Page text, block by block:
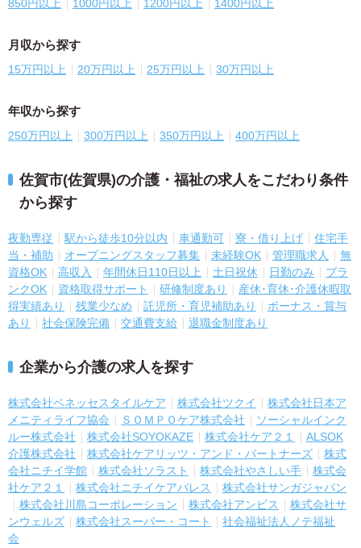
850円以上 1000円以上 1200円以上 1400円以上
月収から探す
15万円以上 20万円以上 25万円以上 30万円以上
年収から探す
250万円以上 300万円以上 350万円以上 400万円以上
佐賀市(佐賀県)の介護・福祉の求人をこだわり条件
から探す
夜勤専従 駅から徒歩10分以内 車通勤可 寮・借り上げ
住宅手
当・補助
オープニングスタッフ募集 未経験OK 管理職求人
無
資格OK
高収入 年間休日110日以上 土日祝休 日勤のみ
ブラ
ンクOK
資格取得サポート 研修制度あり
産休･育休･介護休暇取
得実績あり
残業少なめ 託児所・育児補助あり
ボーナス・賞与
あり
社会保険完備 交通費支給 退職金制度あり
企業から介護の求人を探す
株式会社ベネッセスタイルケア 株式会社ツクイ
株式会社日本ア
メニティライフ協会
ＳＯＭＰＯケア株式会社
ソーシャルインク
ルー株式会社
株式会社SOYOKAZE 株式会社ケア２１
ALSOK
介護株式会社
株式会社ケアリッツ・アンド・パートナーズ
株式
会社ニチイ学館
株式会社ソラスト 株式会社やさしい手
株式会
社ケア２１
株式会社ニチイケアパレス
株式会社サンガジャパン
株式会社川島コーポレーション
株式会社アンビス
株式会社サ
ンウェルズ
株式会社スーパー・コート
社会福祉法人ノテ福祉
会